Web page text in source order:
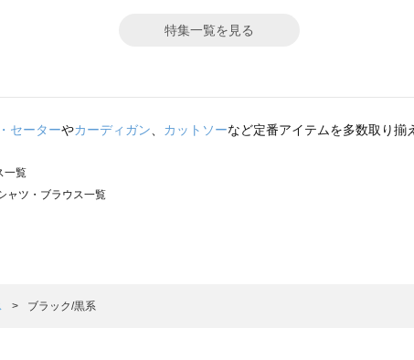
特集一覧を見る
セーターやカーディガン カットソーなど定番アイテムを多数取り揃
一覧
ャツ・ブラウス一覧
）のシャツ・ブラウス一覧
ツ・ブラウス一覧
ブラック/黒系